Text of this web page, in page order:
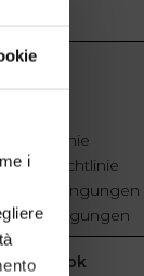
i
Richtlinie
Facebook